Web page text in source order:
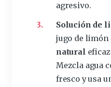
agresivo.
Solución de
jugo de limón
natural
Mezcla agua
fresco y usa